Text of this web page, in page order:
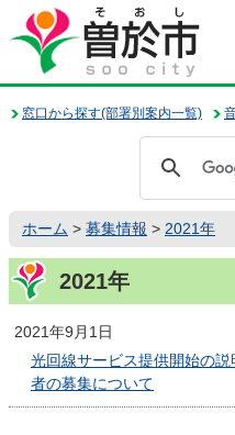
本
文
移
動
窓口から探す(部署別案内一覧)
ホーム > 募集情報 > 2021年
2021年
2021年9月1日
光回線サービス提供開始の
者の募集について